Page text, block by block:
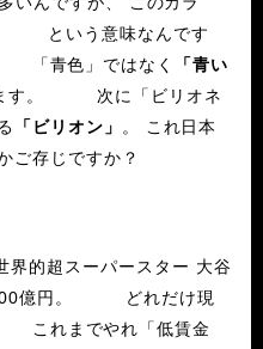
ね。 つまりブルーカラーは 「青色」ではなく
「青い
「ビリオン」
。 これ日本
れだけ現